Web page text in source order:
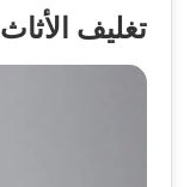
تغليف الأثاث